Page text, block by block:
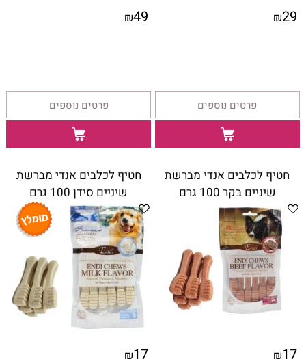
₪29
פרטים נוספים
₪49
פרטים נוספים
חטיף לכלבים אנדי מברשת
שיניים בקר 100 גרם
17
חטיף לכלבים אנדי מברשת
שיניים סידן 100 גרם
17